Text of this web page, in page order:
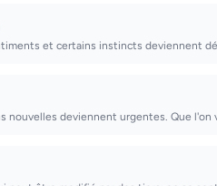
et certains instincts deviennent
nouvelles deviennent urgentes. Que l'on